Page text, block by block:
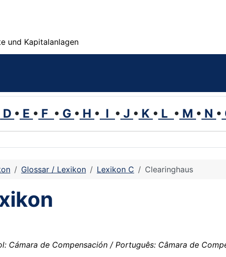
und Kapitalanlagen
D • E • F • G • H • I • J • K • L • M • N •
Glossar / Lexikon Lexikon C Clearinghaus
Cámara de Compensación / Português: Câmara de